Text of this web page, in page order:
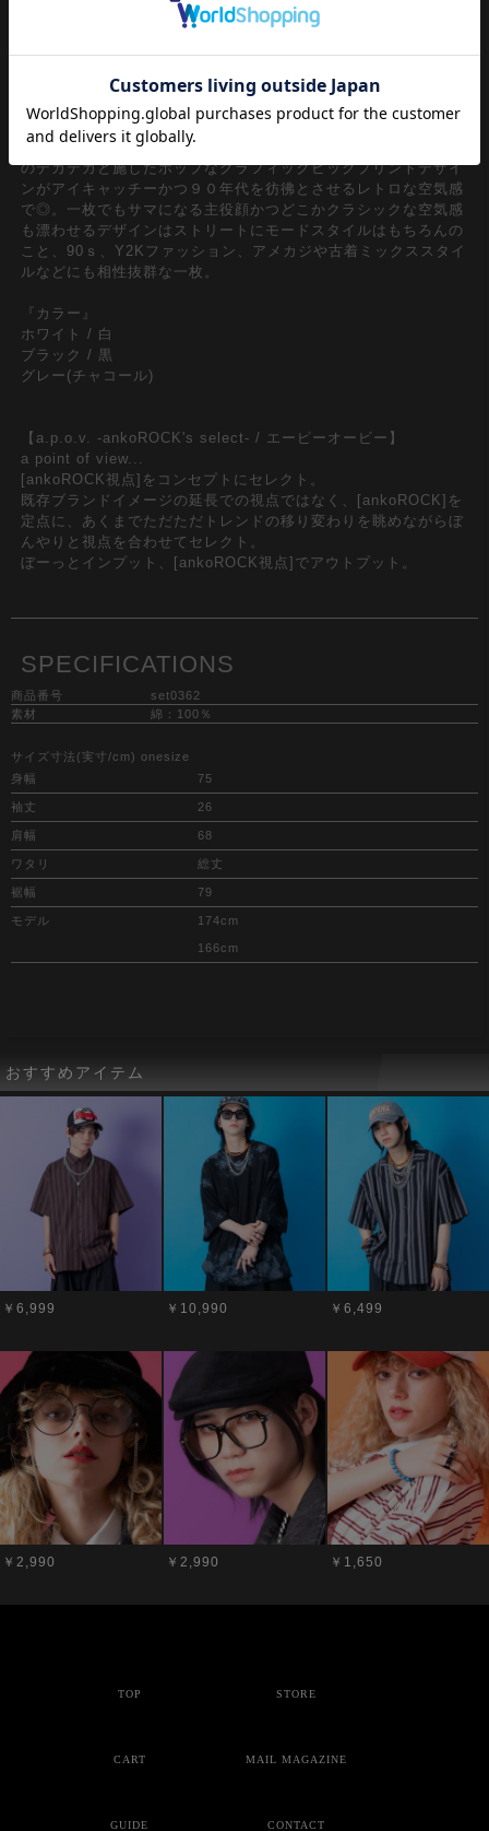
ワイドな身幅、たっぷり肩を落としたドロップショルダー、ロン
ウィートなルーズニュアンスとビッグシルエットも相まって、メ
ンズレディース問わずユニセックスで着用出来る一品。
フロントのシガレットデザインポケット付きデザイン×バックへ
のデカデカと施したポップなグラフィックビッグプリントデザイ
ンがアイキャッチーかつ９０年代を彷彿とさせるレトロな空気感
で◎。一枚でもサマになる主役顔かつどこかクラシックな空気感
も漂わせるデザインはストリートにモードスタイルはもちろんの
こと、90ｓ、Y2Kファッション、アメカジや古着ミックススタイ
ルなどにも相性抜群な一枚。
『カラー』
ホワイト / 白
ブラック / 黒
グレー(チャコール)
【a.p.o.v. -ankoROCK's select- / エーピーオービー】
a point of view...
[ankoROCK視点]をコンセプトにセレクト。
既存ブランドイメージの延長での視点ではなく、[ankoROCK]を
定点に、あくまでただただトレンドの移り変わりを眺めながらぼ
んやりと視点を合わせてセレクト。
ぼーっとインプット、[ankoROCK視点]でアウトプット。
SPECIFICATIONS
商品番号
set0362
素材
綿：100％
サイズ寸法(実寸/cm) onesize
身幅
75
袖丈 26
肩幅 68
ワタリ 総丈
裾幅 79
モデル 174cm
166cm
おすすめアイテム
￥6,999 ￥10,990 ￥6,499
￥2,990 ￥2,990 ￥1,650
TOP STORE
CART MAIL MAGAZINE
GUIDE CONTACT